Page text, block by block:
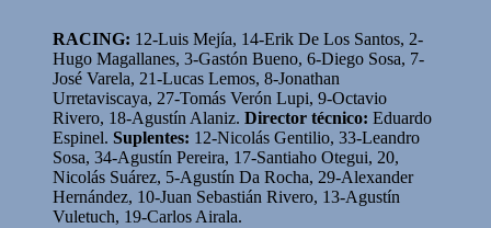
RACING: 12-Luis Mejía, 14-Erik De Los Santos, 2-
Hugo Magallanes, 3-Gastón Bueno, 6-Diego Sosa, 7-
José Varela, 21-Lucas Lemos, 8-Jonathan
Urretaviscaya, 27-Tomás Verón Lupi, 9-Octavio
Rivero, 18-Agustín Alaniz. Director técnico: Eduardo
Espinel. Suplentes: 12-Nicolás Gentilio, 33-Leandro
Sosa, 34-Agustín Pereira, 17-Santiaho Otegui, 20,
Nicolás Suárez, 5-Agustín Da Rocha, 29-Alexander
Hernández, 10-Juan Sebastián Rivero, 13-Agustín
Vuletuch, 19-Carlos Airala.